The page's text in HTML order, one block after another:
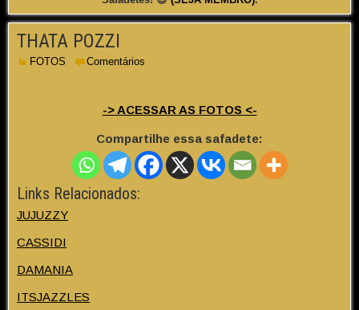
THATA POZZI
FOTOS Comentários
-> ACESSAR AS FOTOS <-
Compartilhe essa safadete:
Links Relacionados:
JUJUZZY
CASSIDI
DAMANIA
ITSJAZZLES